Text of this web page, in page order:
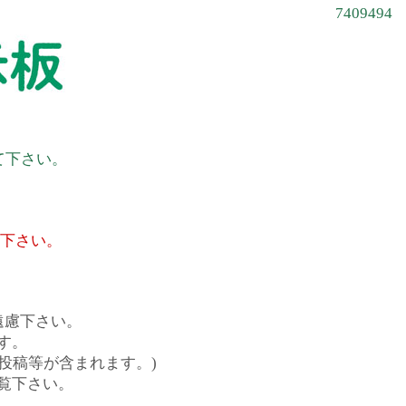
7409494
さい。
さい。
下さい。
。
稿等が含まれます。)
下さい。